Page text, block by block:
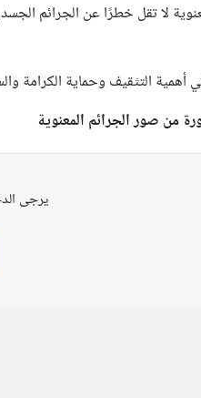
لا تقل خطرًا عن الجرائم
أهمية التثقيف وحماية الكرامة
من صور الجرائم المعنوية
يرجى